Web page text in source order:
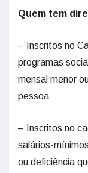
Quem tem
– Inscritos no
programas
mensal menor
pessoa
– Inscritos no
salários-
ou deficiência